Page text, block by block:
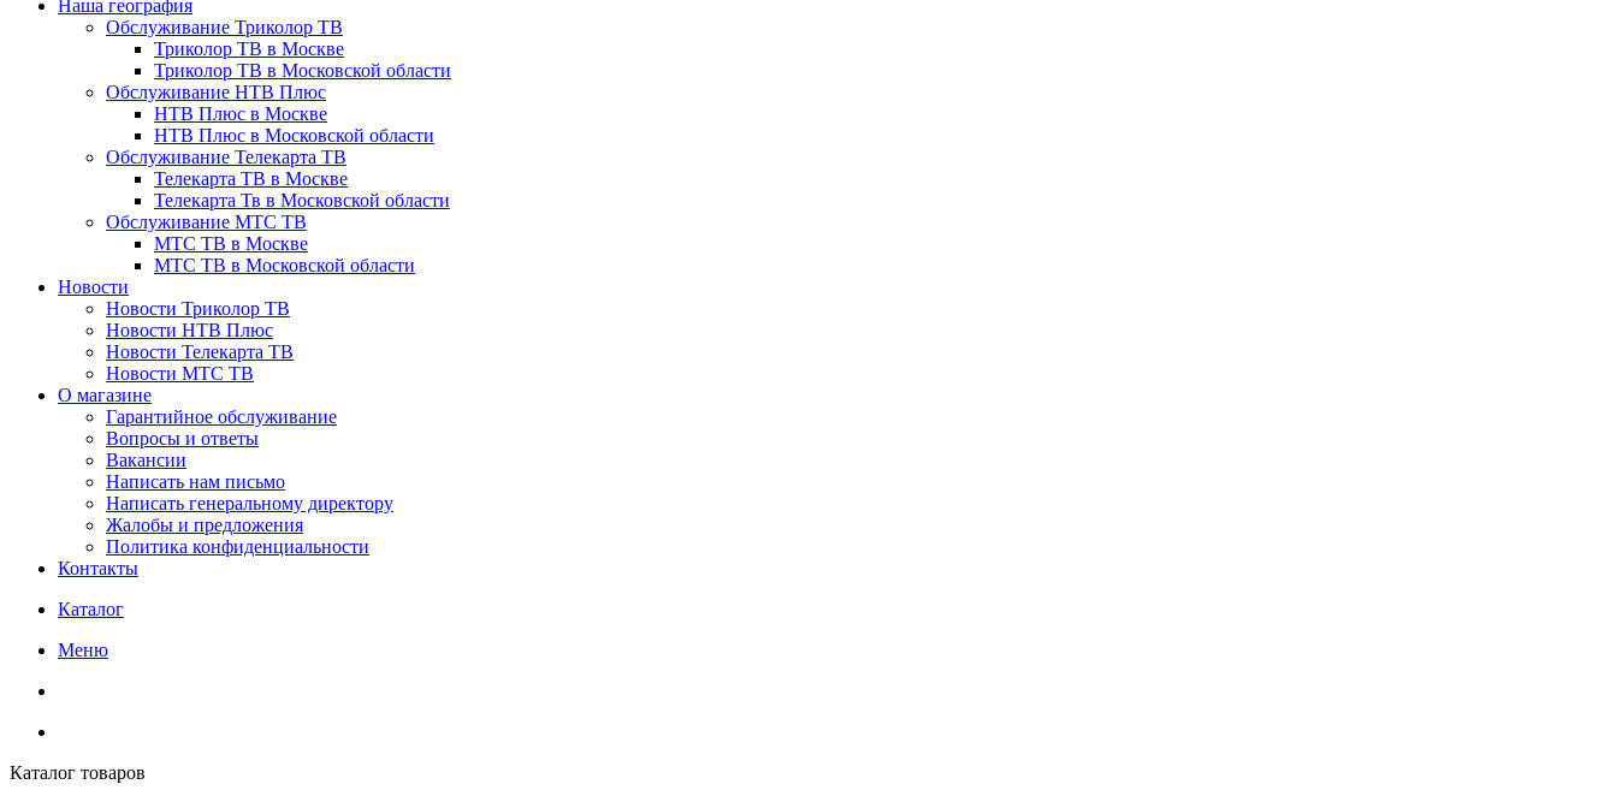
Наша география
Обслуживание Триколор ТВ
Триколор ТВ в Москве
Триколор ТВ в Московской области
Обслуживание НТВ Плюс
НТВ Плюс в Москве
НТВ Плюс в Московской области
Обслуживание Телекарта ТВ
Телекарта ТВ в Москве
Телекарта Тв в Московской области
Обслуживание МТС ТВ
МТС ТВ в Москве
МТС ТВ в Московской области
Новости
Новости Триколор ТВ
Новости НТВ Плюс
Новости Телекарта ТВ
Новости МТС ТВ
О магазине
Гарантийное обслуживание
Вопросы и ответы
Вакансии
Написать нам письмо
Написать генеральному директору
Жалобы и предложения
Политика конфиденциальности
Контакты
Каталог
Меню
Каталог товаров